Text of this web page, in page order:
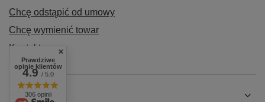
Chcę odstąpić od umowy
Chcę wymienić towar
Kontakt
Konto
Prawdziwe
opinie klientów
4.9/ 5.0
306 opinii